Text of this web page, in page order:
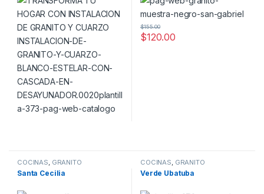
$120.00
$155.00
COCINAS, GRANITO
Santa Cecilia
COCINAS, GRANITO
Verde Ubatuba